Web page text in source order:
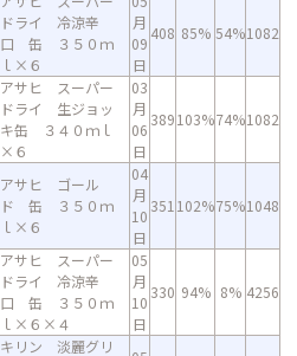
ドライ 冷涼辛
口 缶 ３５０ｍ
ｌ×６
月
09
日
408 85% 54%1082
アサヒ スーパー
ドライ 生ジョッ
キ缶 ３４０ｍｌ
×６
03
月
06
日
389103%74%1082
アサヒ ゴール
ド 缶 ３５０ｍ
ｌ×６
04
月
10
日
351 102%75%1048
アサヒ スーパー
ドライ 冷涼辛
口 缶 ３５０ｍ
ｌ×６×４
05
月
10
日
330 94% 8% 4256
キリン 淡麗グリ